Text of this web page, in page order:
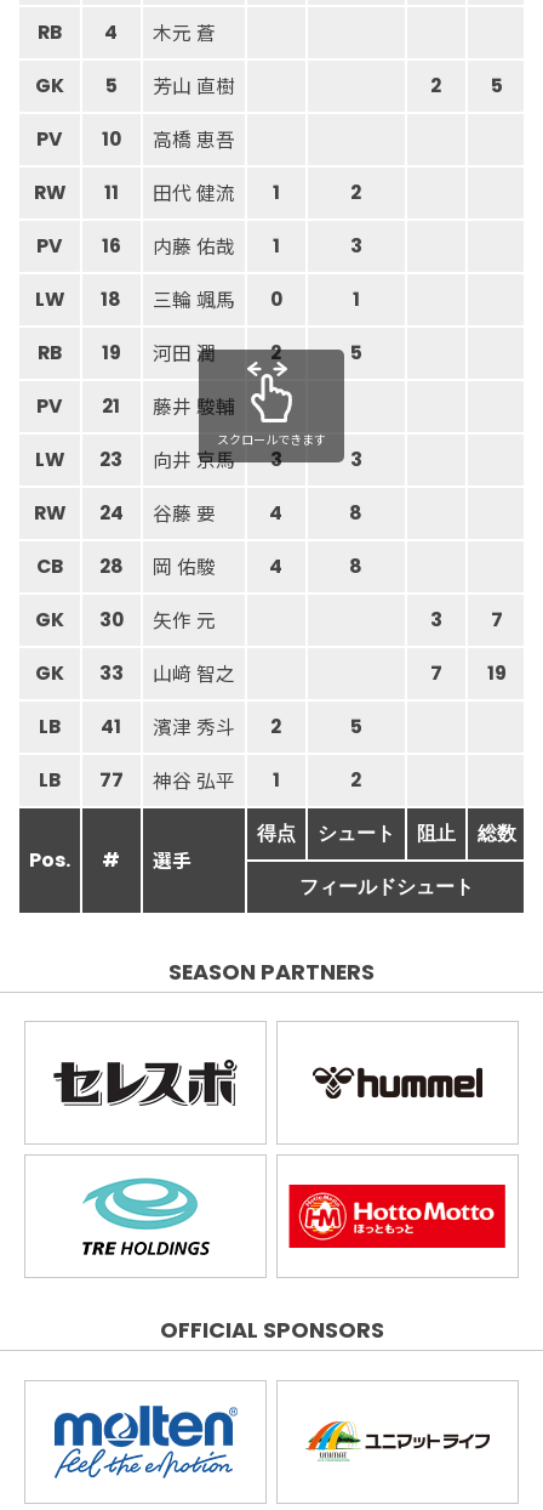
RB 4 木元 蒼
GK 5 芳山 直樹 2 5
PV 10 高橋 恵吾
RW 11 田代 健流 1 2
PV 16 内藤 佑哉 1 3
LW 18 三輪 颯馬 0 1
RB 19 河田 潤 2 5
PV 21 藤井 駿輔
LW 23 向井 京馬 3 3
RW 24 谷藤 要 4 8
CB 28 岡 佑駿 4 8
GK 30 矢作 元 3 7
GK 33 山﨑 智之 7 19
LB 41 濱津 秀斗 2 5
LB 77 神谷 弘平 1 2
Pos. # 選手
得点 シュート 阻止 総数
フィールドシュート
スクロールできます
SEASON PARTNERS
OFFICIAL SPONSORS